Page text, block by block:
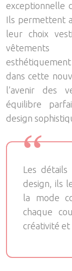
exceptionnelle
Ils permettent
leur choix
vêtements
dans cette
l’avenir des
équilibre
design
Les
design, ils
la mode
chaque
créativité et